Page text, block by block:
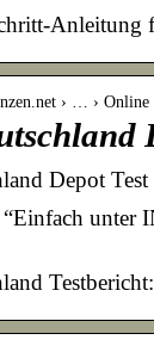
Anleitung
› … › Online
Depot
unter